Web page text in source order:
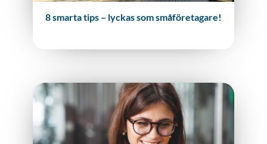
8 smarta tips – lyckas som småföretagare!